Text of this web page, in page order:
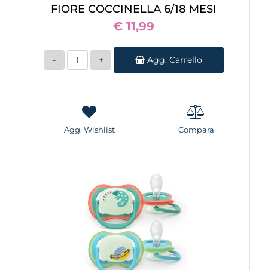
FIORE COCCINELLA 6/18 MESI
€ 11,99
Quantità
Agg. Carrello
Agg. Wishlist Compara